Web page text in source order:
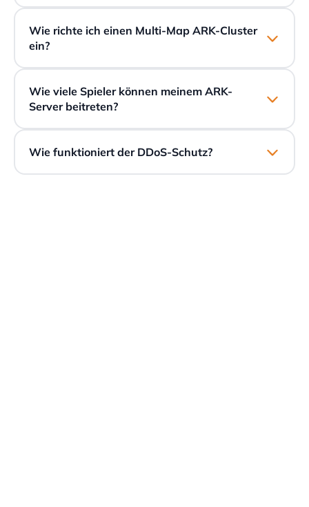
Wie richte ich einen Multi-Map ARK-Cluster
ein?
Wie viele Spieler können meinem ARK-
Server beitreten?
Wie funktioniert der DDoS-Schutz?